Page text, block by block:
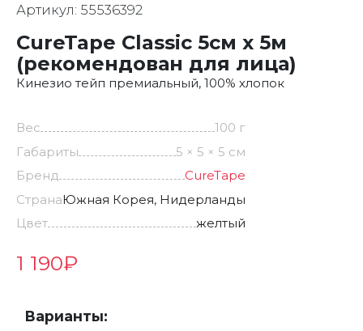
Артикул: 55536392
CureTape Classic 5см x 5м
(рекомендован для лица)
Кинезио тейп премиальный, 100% хлопок
Вес
100 г
Габариты
5 × 5 × 5 см
Бренд
CureTape
СтранаЮжная Корея, Нидерланды
Цвет
желтый
1 190₽
Варианты: